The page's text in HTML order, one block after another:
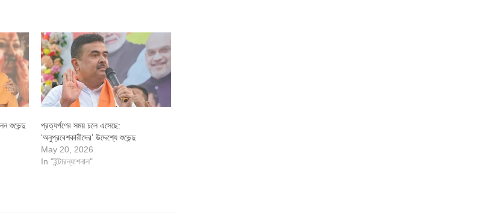
শুভেন্দু
প্রত্যর্পণের সময় চলে এসেছে:
‘অনুপ্রবেশকারীদের’ উদ্দেশ্যে শুভেন্দু
May 20, 2026
In "ইন্টারন্যাশনাল"